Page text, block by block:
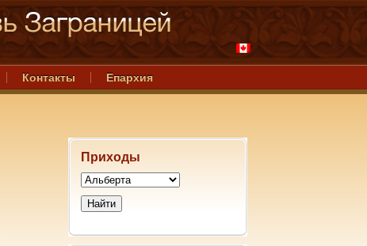
Контакты Епархия
Приходы